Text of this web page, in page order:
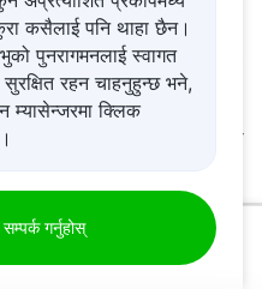
सोच्नु बेकार छ—तैँले
सोध्न सक्छन्: “हामीले यसबारे
भयावह स्थितिमा पुगेको छ,
भएन र?” बेला भयो र? के
स्थितिमा पुगेको छ, तैपनि,
कहिलेचाहिँ भेला गर्ने वा प्रवचन
कसैलाई पनि थाहा छैन।
पुनरागमनलाई स्वागत
सुरक्षित रहन चाहनुहुन्छ भने,
म्यासेन्जरमा क्लिक
गर्नुहोस्
(५)खण्ड तीन